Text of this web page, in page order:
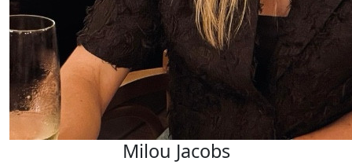
Milou Jacobs